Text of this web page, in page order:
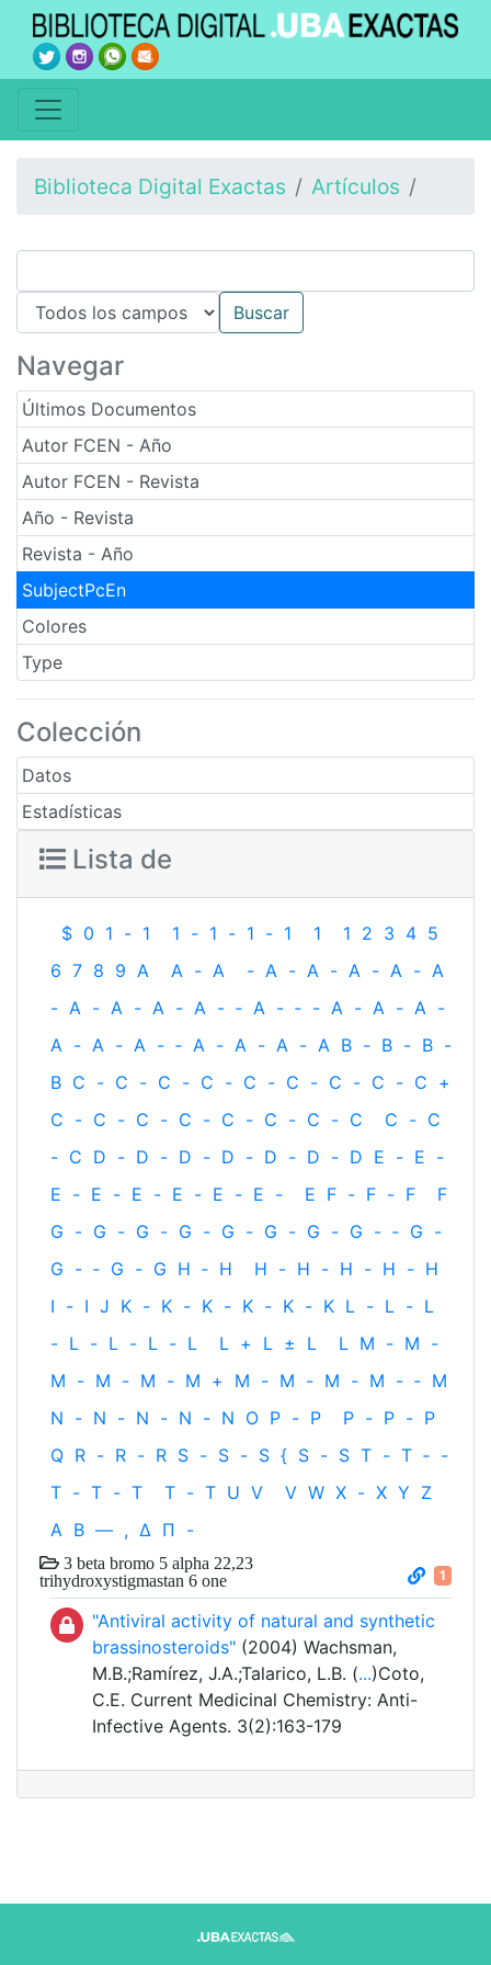
Biblioteca Digital Exactas Artículos
Navegar
Últimos Documentos
Autor FCEN - Año
Autor FCEN - Revista
Año - Revista
Revista - Año
SubjectPcEn
Colores
Type
Colección
Datos
Estadísticas
Lista de
$ 0 1 - 1 1 - 1 - 1 - 1 1 1 2 3 4 5
6 7 8 9 A A - A - A - A - A - A - A
- A - A - A - A - ‐ A - ‐ - A - A - A -
A - A - A - ‐ A - A - A - A B - B - B -
B C - C - C - C - C - C - C - C - C +
C - C - C - C - C - C - C - C C - C
- C D - D - D - D - D - D - D E - E -
E - E - E - E - E - E - E F - F - F
F
G - G - G - G - G - G - G - G - ‐ G -
G - ‐ G - G H ‐ H H - H - H - H - H
I - I J K - K - K - K - K - K L - L - L
- L - L - L - L L + L ± L L M - M -
M - M - M - M + M - M - M - M - ‐ M
N - N - N - N - N O P - P P - P - P
Q R - R - R S - S - S { S - S T - T ‐ -
T - T - T T - T U V V W X - X Y Z
Α Β — , Δ Π -
3 beta bromo 5 alpha 22,23
trihydroxystigmastan 6 one
1
"Antiviral activity of natural and synthetic
brassinosteroids" (2004) Wachsman,
M.B.;Ramírez, J.A.;Talarico, L.B. (...)Coto,
C.E. Current Medicinal Chemistry: Anti-
Infective Agents. 3(2):163-179